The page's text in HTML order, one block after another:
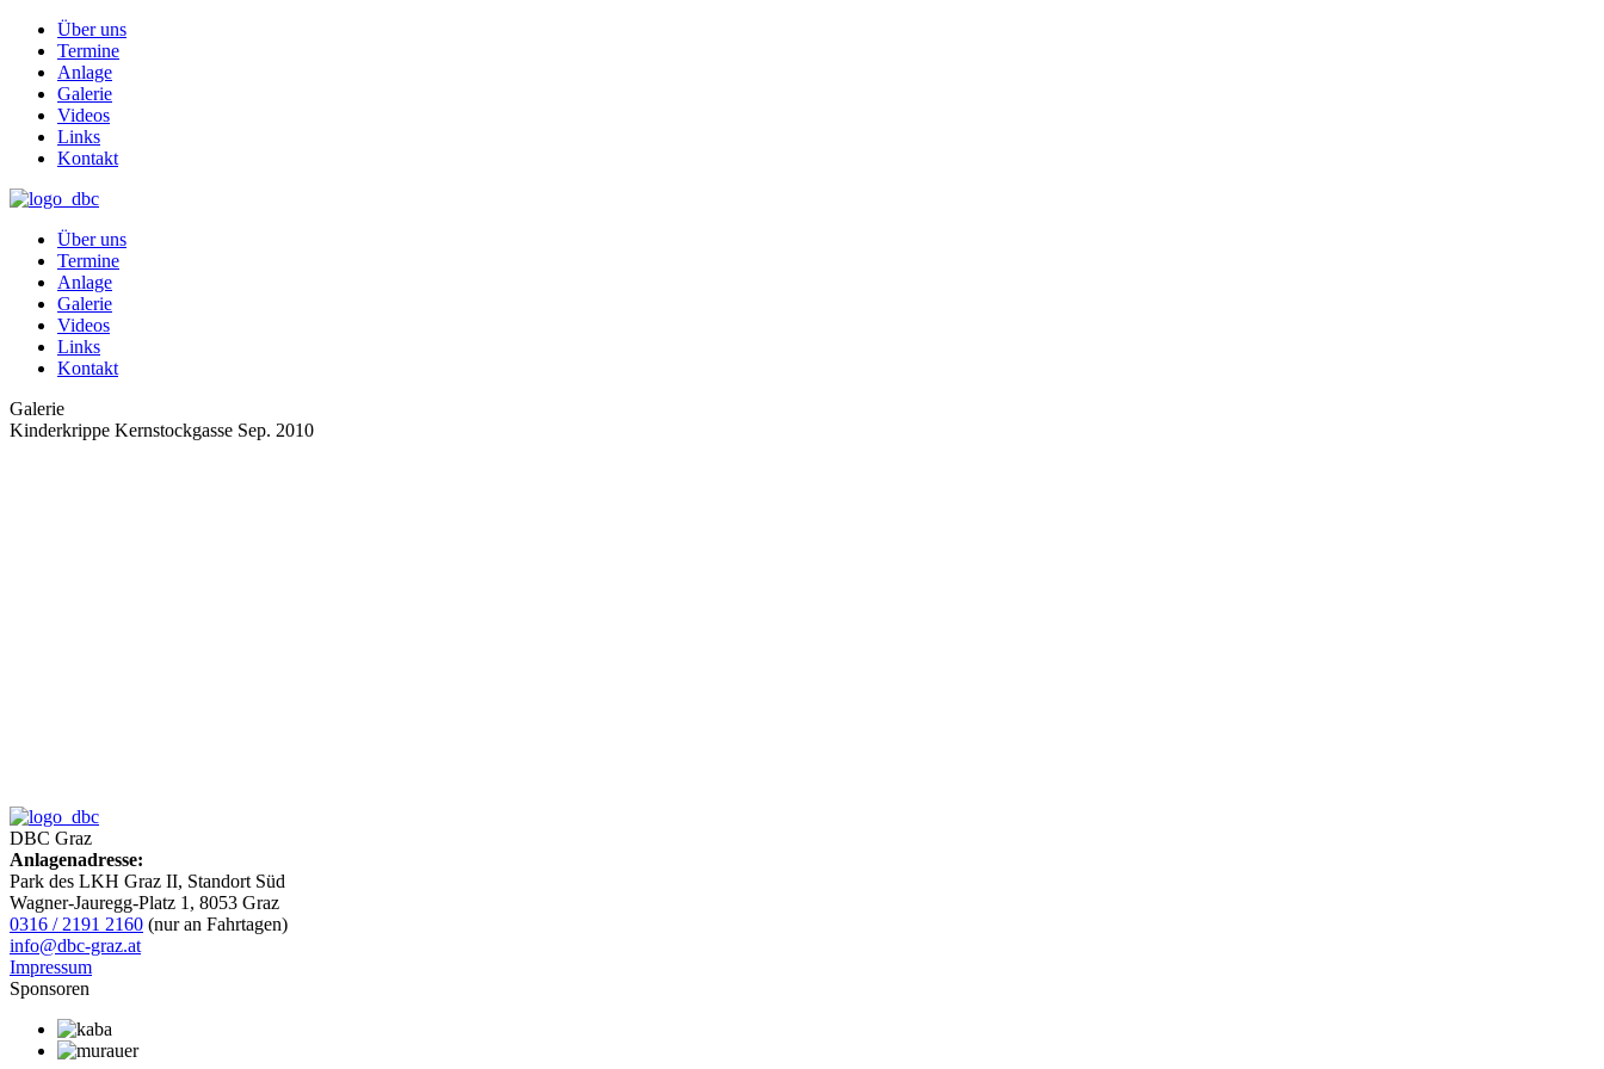
Über uns
Termine
Anlage
Galerie
Videos
Links
Kontakt
Über uns
Termine
Anlage
Galerie
Videos
Links
Kontakt
Galerie
Kinderkrippe Kernstockgasse Sep. 2010
DBC Graz
Anlagenadresse:
Park des LKH Graz II, Standort Süd
Wagner-Jauregg-Platz 1, 8053 Graz
0316 / 2191 2160 (nur an Fahrtagen)
info@dbc-graz.at
Impressum
Sponsoren